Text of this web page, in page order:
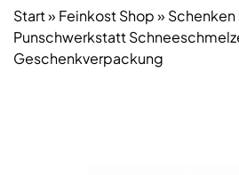
Start» Feinkost Shop» Schenken
Punschwerkstatt
Geschenkverpackung